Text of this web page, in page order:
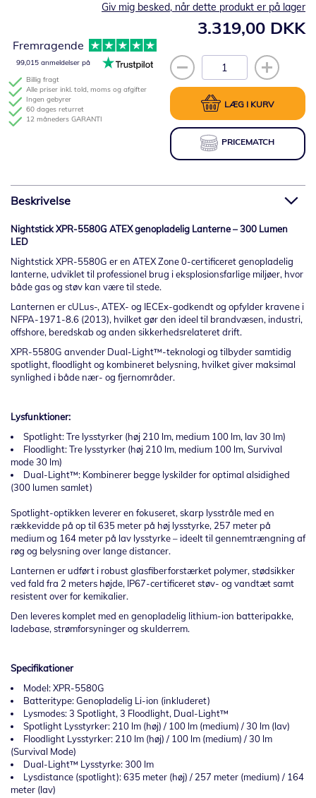
3.319,00 DKK
Giv mig besked, når dette produkt er på lager
LÆG I KURV
PRICEMATCH
Billig fragt
Alle priser inkl. told, moms og afgifter
Ingen gebyrer
60 dages returret
12 måneders GARANTI
Fremragende
99,015 anmeldelser på
Beskrivelse
Nightstick XPR-5580G ATEX genopladelig Lanterne – 300 Lumen
LED
Nightstick XPR-5580G er en ATEX Zone 0-certificeret genopladelig
lanterne, udviklet til professionel brug i eksplosionsfarlige miljøer, hvor
både gas og støv kan være til stede.
Lanternen er cULus-, ATEX- og IECEx-godkendt og opfylder kravene i
NFPA-1971-8.6 (2013), hvilket gør den ideel til brandvæsen, industri,
offshore, beredskab og anden sikkerhedsrelateret drift.
XPR-5580G anvender Dual-Light™-teknologi og tilbyder samtidig
spotlight, floodlight og kombineret belysning, hvilket giver maksimal
synlighed i både nær- og fjernområder.
Lysfunktioner:
Spotlight: Tre lysstyrker (høj 210 lm, medium 100 lm, lav 30 lm)
Floodlight: Tre lysstyrker (høj 210 lm, medium 100 lm, Survival
mode 30 lm)
Dual-Light™: Kombinerer begge lyskilder for optimal alsidighed
(300 lumen samlet)
Spotlight-optikken leverer en fokuseret, skarp lysstråle med en
rækkevidde på op til 635 meter på høj lysstyrke, 257 meter på
medium og 164 meter på lav lysstyrke – ideelt til gennemtrængning af
røg og belysning over lange distancer.
Lanternen er udført i robust glasfiberforstærket polymer, stødsikker
ved fald fra 2 meters højde, IP67-certificeret støv- og vandtæt samt
resistent over for kemikalier.
Den leveres komplet med en genopladelig lithium-ion batteripakke,
ladebase, strømforsyninger og skulderrem.
Specifikationer
Model: XPR-5580G
Batteritype: Genopladelig Li-ion (inkluderet)
Lysmodes: 3 Spotlight, 3 Floodlight, Dual-Light™
Spotlight Lysstyrker: 210 lm (høj) / 100 lm (medium) / 30 lm (lav)
Floodlight Lysstyrker: 210 lm (høj) / 100 lm (medium) / 30 lm
(Survival Mode)
Dual-Light™ Lysstyrke: 300 lm
Lysdistance (spotlight): 635 meter (høj) / 257 meter (medium) / 164
meter (lav)